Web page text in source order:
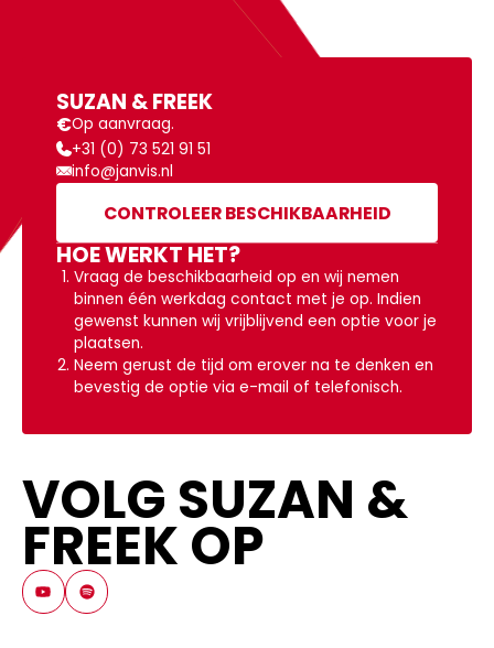
VOLG SUZAN &
FREEK OP
SUZAN & FREEK
€Op aanvraag.
+31 (0) 73 521 91 51
info@janvis.nl
CONTROLEER BESCHIKBAARHEID
HOE WERKT HET?
Vraag de beschikbaarheid op en wij nemen
binnen één werkdag contact met je op. Indien
gewenst kunnen wij vrijblijvend een optie voor je
plaatsen.
Neem gerust de tijd om erover na te denken en
bevestig de optie via e-mail of telefonisch.